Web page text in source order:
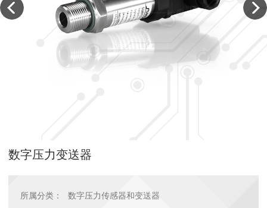
数字压力变送器
所属分类：
数字压力传感器和变送器